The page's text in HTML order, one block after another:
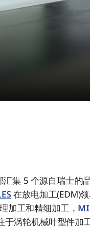
集 5 个源自瑞士的
在放电加工(EDM)
加工和精细加工，
于涡轮机械叶型件加